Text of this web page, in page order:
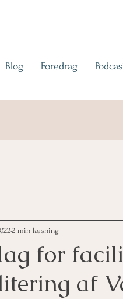
Blog Foredrag
for
af
2 min læsning